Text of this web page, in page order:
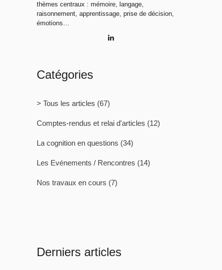
thèmes centraux : mémoire, langage,
raisonnement, apprentissage, prise de décision,
émotions…
Catégories
> Tous les articles (67)
Comptes-rendus et relai d'articles (12)
La cognition en questions (34)
Les Evénements / Rencontres (14)
Nos travaux en cours (7)
Derniers articles